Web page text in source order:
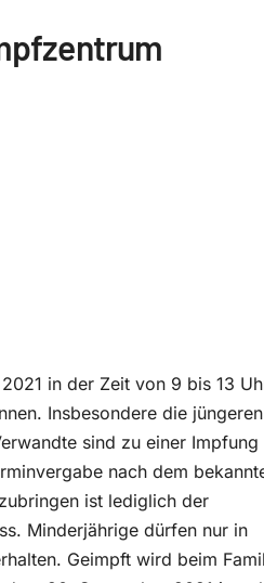
in der Zeit von 9 bis 13
Insbesondere die
sind zu einer Impfung
nach dem
ist lediglich der
Minderjährige dürfen nur in
Geimpft wird beim